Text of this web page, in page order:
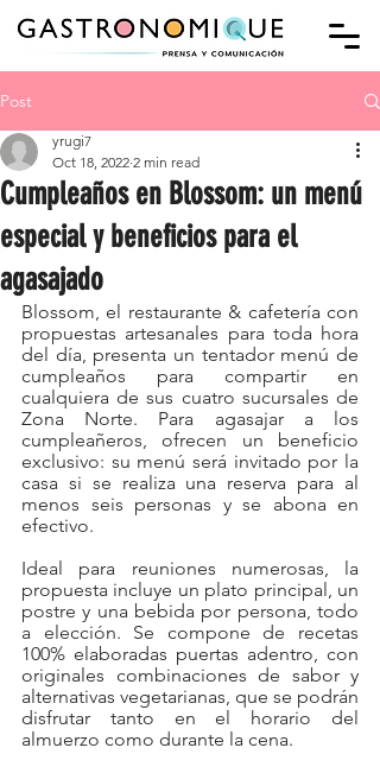
Post
Cumpleaños en Blossom: un menú
especial y beneficios para el
agasajado
yrugi7
Oct 18, 2022 2 min read
Blossom, el restaurante & cafetería con
propuestas artesanales para toda hora
del día, presenta un tentador menú de
cumpleaños para compartir en
cualquiera de sus cuatro sucursales de
Zona Norte. Para agasajar a los
cumpleañeros, ofrecen un beneficio
exclusivo: su menú será invitado por la
casa si se realiza una reserva para al
menos seis personas y se abona en
efectivo.
Ideal para reuniones numerosas, la
propuesta incluye un plato principal, un
postre y una bebida por persona, todo
a elección. Se compone de recetas
100% elaboradas puertas adentro, con
originales combinaciones de sabor y
alternativas vegetarianas, que se podrán
disfrutar tanto en el horario del
almuerzo como durante la cena.